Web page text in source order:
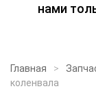
нами
Главная
коленвала